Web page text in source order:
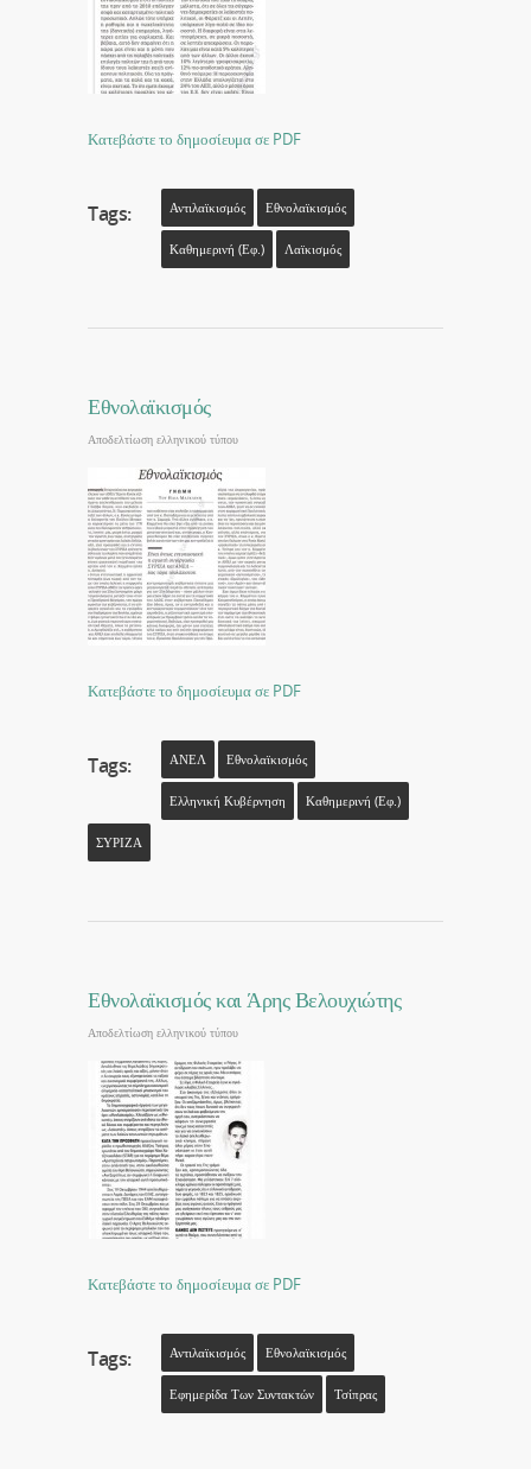
Κατεβάστε το δημοσίευμα σε PDF
Tags: Αντιλαϊκισμός Εθνολαϊκισμός
Καθημερινή (εφ.) Λαϊκισμός
Εθνολαϊκισμός
Αποδελτίωση ελληνικού τύπου
Κατεβάστε το δημοσίευμα σε PDF
Tags: ΑΝΕΛ Εθνολαϊκισμός
Ελληνική Κυβέρνηση Καθημερινή (εφ.)
ΣΥΡΙΖΑ
Εθνολαϊκισμός και Άρης Βελουχιώτης
Αποδελτίωση ελληνικού τύπου
Κατεβάστε το δημοσίευμα σε PDF
Tags: Αντιλαϊκισμός Εθνολαϊκισμός
Εφημερίδα Των Συντακτών Τσίπρας